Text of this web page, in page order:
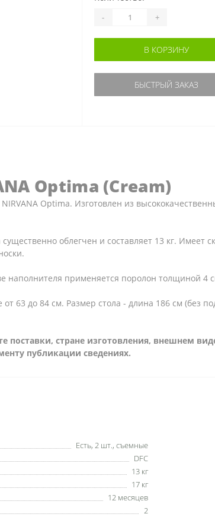
- +
В КОРЗИНУ
БЫСТРЫЙ ЗАКАЗ
Optima (Cream)
Optima. Изготовлен из
облегчен и составляет 13 кг. Имеет
наполнителя применяется поролон толщиной 4
63 до 84 см. Размер стола - длина 186 см (без
поставки, стране изготовления, внешнем
публикации сведениях.
Есть, 2 шт., съемные
DFC
13 кг
17 кг
12 месяцев
2